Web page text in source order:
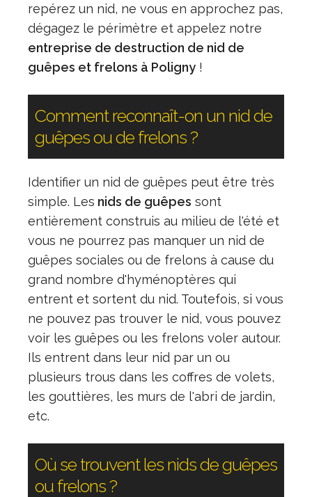
repérez un nid, ne vous en approchez pas,
dégagez le périmètre et appelez notre
entreprise de destruction de nid de
guêpes et frelons à Poligny !
Comment reconnaît-on un nid de
guêpes ou de frelons ?
Identifier un nid de guêpes peut être très
simple. Les nids de guêpes sont
entièrement construis au milieu de l'été et
vous ne pourrez pas manquer un nid de
guêpes sociales ou de frelons à cause du
grand nombre d'hyménoptères qui
entrent et sortent du nid. Toutefois, si vous
ne pouvez pas trouver le nid, vous pouvez
voir les guêpes ou les frelons voler autour.
Ils entrent dans leur nid par un ou
plusieurs trous dans les coffres de volets,
les gouttières, les murs de l'abri de jardin,
etc.
Où se trouvent les nids de guêpes
ou frelons ?